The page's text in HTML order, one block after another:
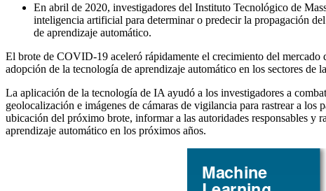
En abril de 2020, investigadores del Instituto Tecnológico de
inteligencia artificial para determinar o predecir la propagación
de aprendizaje automático.
El brote de COVID-19 aceleró rápidamente el crecimiento del mercado
adopción de la tecnología de aprendizaje automático en los sectores
La aplicación de la tecnología de IA ayudó a los investigadores a
geolocalización e imágenes de cámaras de vigilancia para rastrear a
ubicación del próximo brote, informar a las autoridades responsables y
aprendizaje automático en los próximos años.